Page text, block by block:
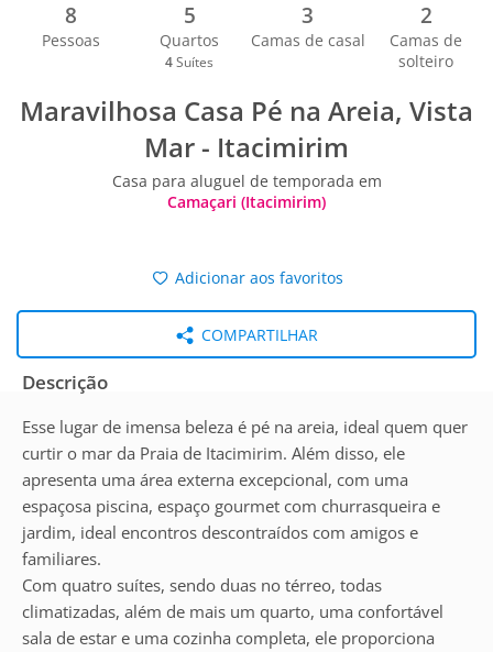
8
Pessoas
5
Quartos
4 Suítes
3
Camas de casal
2
Camas de
solteiro
Maravilhosa Casa Pé na Areia, Vista
Mar - Itacimirim
Casa para aluguel de temporada em
Camaçari (Itacimirim)
Adicionar aos favoritos
COMPARTILHAR
Descrição
Esse lugar de imensa beleza é pé na areia, ideal quem quer
curtir o mar da Praia de Itacimirim. Além disso, ele
apresenta uma área externa excepcional, com uma
espaçosa piscina, espaço gourmet com churrasqueira e
jardim, ideal encontros descontraídos com amigos e
familiares.
Com quatro suítes, sendo duas no térreo, todas
climatizadas, além de mais um quarto, uma confortável
sala de estar e uma cozinha completa, ele proporciona